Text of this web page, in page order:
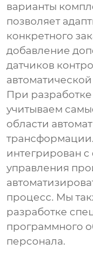
варианты
позволяет
конкретного
добавление
датчиков
При
учитываем
области
интегрирован
управления
процесс. Мы
разработке
программного
персонала.